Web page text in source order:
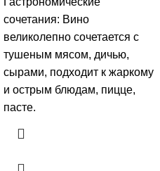
сочетания: Вино
великолепно сочетается с
тушеным мясом, дичью,
сырами, подходит к жаркому
и острым блюдам, пицце,
пасте.